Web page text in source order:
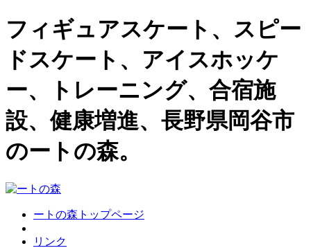
フィギュアスケート、スピー
ドスケート、アイスホッケ
ー、トレーニング、合宿施
設、健康増進、長野県岡谷市
のートの森。
ートの森トップページ
リンク